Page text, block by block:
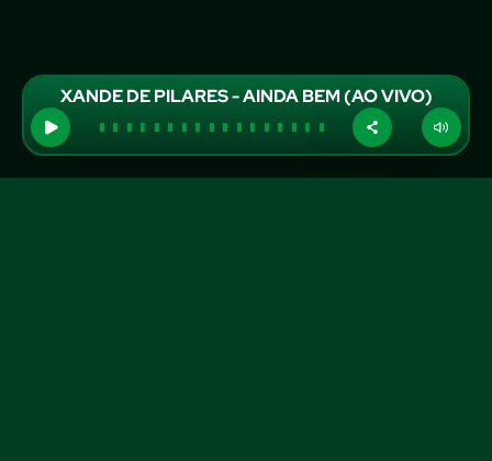
XANDE DE PILARES - AINDA BEM (AO VIVO)